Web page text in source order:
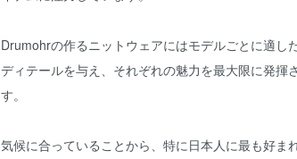
Drumohrの作るニットウェアにはモデルごとに適し
ディテールを与え、それぞれの魅力を最大限に発揮
す。
気候に合っていることから、特に日本人に最も好ま